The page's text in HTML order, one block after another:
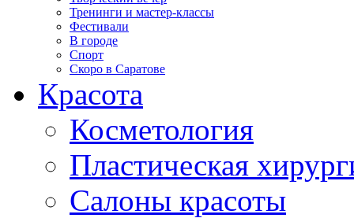
Тренинги и мастер-классы
Фестивали
В городе
Спорт
Скоро в Саратове
Красота
Косметология
Пластическая
Салоны красоты